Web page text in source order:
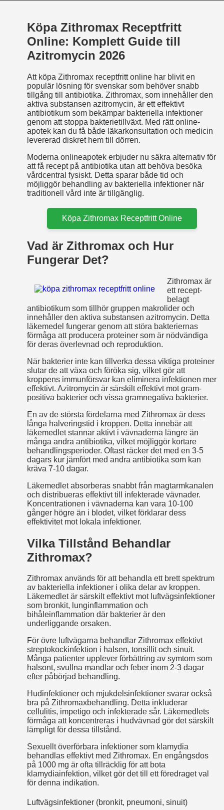
Köpa Zithromax Receptfritt
Online: Komplett Guide till
Azitromycin 2026
Att köpa Zithromax receptfritt online har blivit en
populär lösning för svenskar som behöver snabb
tillgång till antibiotika. Zithromax, som innehåller den
aktiva substansen azitromycin, är ett effektivt
antibiotikum som bekämpar bakteriella infektioner
genom att stoppa bakterietillväxt. Med rätt online-
apotek kan du få både läkarkonsultation och medicin
levererad diskret hem till dörren.
Moderna onlineapotek erbjuder nu säkra alternativ för
att få recept på antibiotika utan att behöva besöka
vårdcentral fysiskt. Detta sparar både tid och
möjliggör behandling av bakteriella infektioner när
traditionell vård inte är tillgänglig.
Köpa Zithromax Receptfritt Online
Vad är Zithromax och Hur
Fungerar Det?
Zithromax är
ett recept­
belagt
antibiotikum som tillhör gruppen makrolider och
innehåller den aktiva substansen azitromycin. Detta
läkemedel fungerar genom att störa bakteriernas
förmåga att producera proteiner som är nödvändiga
för deras överlevnad och reproduktion.
När bakterier inte kan tillverka dessa viktiga proteiner
slutar de att växa och föröka sig, vilket gör att
kroppens immunförsvar kan eliminera infektionen mer
effektivt. Azitromycin är särskilt effektivt mot gram­
positiva bakterier och vissa gram­negativa bakterier.
En av de största fördelarna med Zithromax är dess
långa halveringstid i kroppen. Detta innebär att
läkemedlet stannar aktivt i vävnaderna längre än
många andra antibiotika, vilket möjliggör kortare
behandlingsperioder. Oftast räcker det med en 3-5
dagars kur jämfört med andra antibiotika som kan
kräva 7-10 dagar.
Läkemedlet absorberas snabbt från mag­tarmkanalen
och distribueras effektivt till infekterade vävnader.
Koncentrationen i vävnaderna kan vara 10-100
gånger högre än i blodet, vilket förklarar dess
effektivitet mot lokala infektioner.
Vilka Tillstånd Behandlar
Zithromax?
Zithromax används för att behandla ett brett spektrum
av bakteriella infektioner i olika delar av kroppen.
Läkemedlet är särskilt effektivt mot luftvägsinfektioner
som bronkit, lunginflammation och
bihåleinflammation där bakterier är den
underliggande orsaken.
För övre luftvägarna behandlar Zithromax effektivt
streptokockinfektion i halsen, tonsillit och sinuit.
Många patienter upplever förbättring av symtom som
halsont, svullna mandlar och feber inom 2-3 dagar
efter påbörjad behandling.
Hudinfektioner och mjukdelsinfektioner svarar också
bra på Zithromax­behandling. Detta inkluderar
cellulitis, impetigo och infekterade sår. Läkemedlets
förmåga att koncentreras i hudvävnad gör det särskilt
lämpligt för dessa tillstånd.
Sexuellt överförbara infektioner som klamydia
behandlas effektivt med Zithromax. En engångsdos
på 1000 mg är ofta tillräcklig för att bota
klamydiainfektion, vilket gör det till ett föredraget val
för denna indikation.
Luftvägsinfektioner (bronkit, pneumoni, sinuit)